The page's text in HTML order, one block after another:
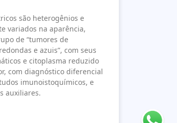
são heterogênios e
variados na aparência,
de “tumores de
e azuis”, com seus
e citoplasma reduzido
com diagnóstico diferencial
imunoistoquímicos, e
auxiliares.